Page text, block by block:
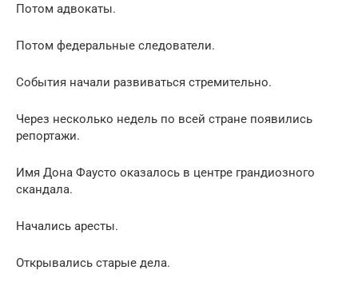
Потом адвокаты.
Потом федеральные следователи.
События начали развиваться стремительно.
Через несколько недель по всей стране появились
репортажи.
Имя Дона Фаусто оказалось в центре грандиозного
скандала.
Начались аресты.
Открывались старые дела.